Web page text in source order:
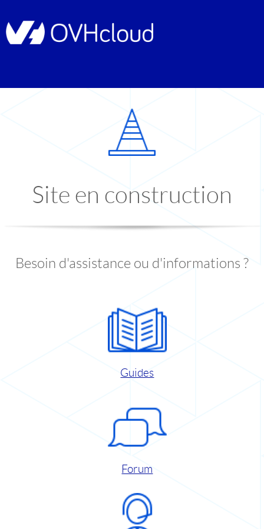
Site en construction
Besoin d'assistance ou d'informations ?
Guides
Forum